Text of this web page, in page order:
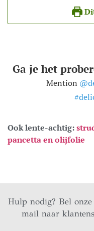
Ga je het
Mention
Ook lente-achtig:
pancetta en olijfolie
Hulp nodig? Bel
mail naar